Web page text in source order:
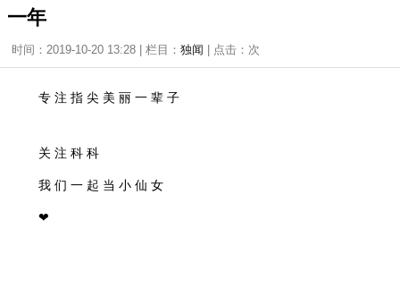
一年
时间：2019-10-20 13:28 | 栏目： 独闻 | 点击： 次
专 注 指 尖 美 丽 一 辈 子
关 注 科 科
我 们 一 起 当 小 仙 女
❤